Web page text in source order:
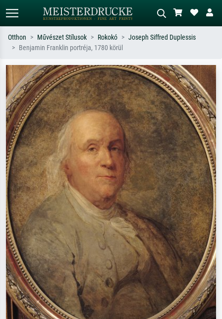
Keressen művész, műcím vagy stílus
szerint – pl. Monet, Csillagos éj,
impresszionizmus, Hokusai-hullám,
akt.
Írja le a jelenetet – pl. zöld rét, sok
piros absztrakt, sötét olajkép, álló akt
egy fa mellett.
Otthon Művészet Stílusok Rokokó
Joseph Siffred Duplessis
Benjamin Franklin portréja, 1780 körül